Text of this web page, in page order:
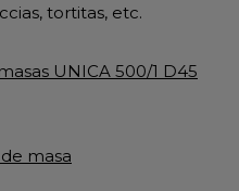
tortitas, etc.
UNICA 500/1 D45
masa